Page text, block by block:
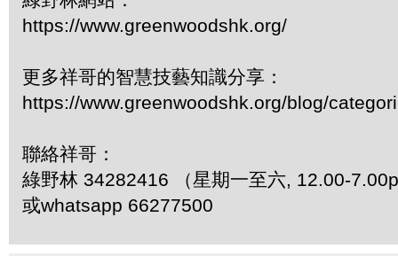
https://www.greenwoodshk.org/
更多祥哥的智慧技藝知識分享：
https://www.greenwoodshk.org/blog/
聯絡祥哥：
綠野林 34282416 （星期一至六, 12.00-
或whatsapp 66277500